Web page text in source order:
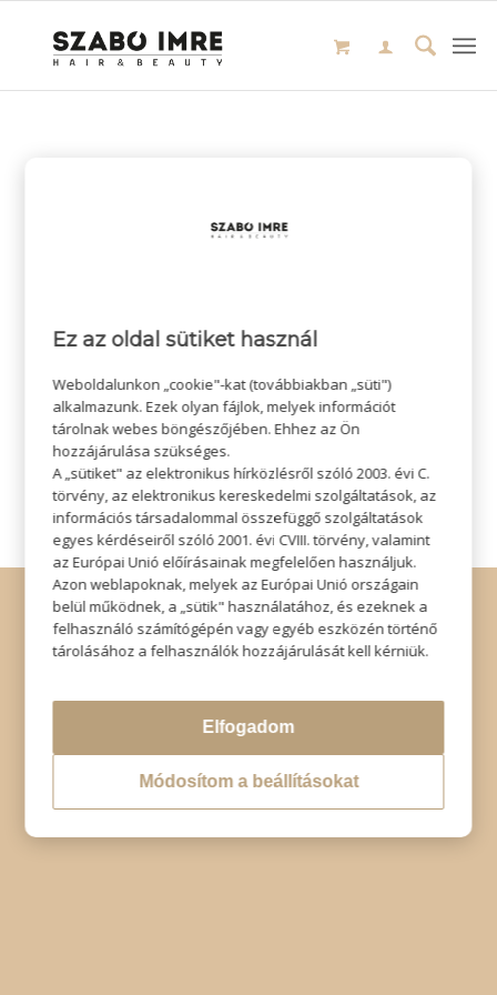
© Copyright - Szabó Imre Hair & Beauty
Impresszum| Adatkezelési tájékoztató Elállás
Ez az oldal sütiket használ
Weboldalunkon „cookie"-kat (továbbiakban „süti")
alkalmazunk. Ezek olyan fájlok, melyek információt
tárolnak webes böngészőjében. Ehhez az Ön
hozzájárulása szükséges.
A „sütiket" az elektronikus hírközlésről szóló 2003. évi C.
törvény, az elektronikus kereskedelmi szolgáltatások, az
információs társadalommal összefüggő szolgáltatások
egyes kérdéseiről szóló 2001. évi CVIII. törvény, valamint
az Európai Unió előírásainak megfelelően használjuk.
Azon weblapoknak, melyek az Európai Unió országain
belül működnek, a „sütik" használatához, és ezeknek a
felhasználó számítógépén vagy egyéb eszközén történő
tárolásához a felhasználók hozzájárulását kell kérniük.
Elfogadom
Módosítom a beállításokat